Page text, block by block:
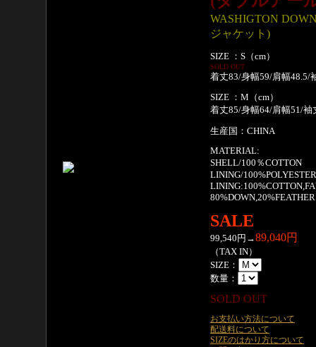
WASHIGTON
ジャケット)
SIZE ：S（cm）
SOLD OUT
着丈83/身幅59/肩幅48.5/
SIZE ：M（cm）
着丈85/身幅64/肩幅51/袖
生産国：CHINA
MATERIAL:
SHELL/100％COTTON
LINING/
80%DOWN,20%FEATHER
SALE
99,540円→89,040円
（TAX IN）
SIZE：
数量：
SOLD OUT
お支払い方法について
配送料について
SIZEのはかり方について